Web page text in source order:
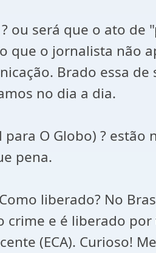
ou será que o ato
que o jornalista não
Brado essa
no dia a dia.
O Globo) ?
pena.
liberado? No
e é liberado
(ECA). Curioso!